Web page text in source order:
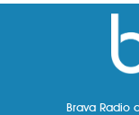
Brava Radio